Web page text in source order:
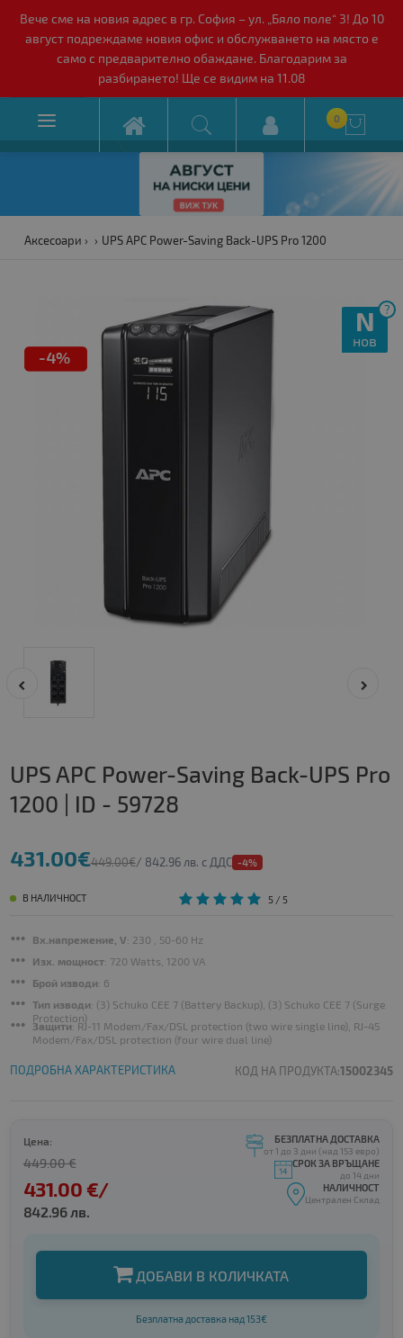
Вече сме на новия адрес в гр. София – ул. „Бяло поле“ 3! До 10
август подреждаме новия офис и обслужването на място е
само с предварително обаждане. Благодарим за
разбирането! Ще се видим на 11.08
 0 
Аксесоари UPS APC Power-Saving Back-UPS Pro 1200
?
N
нов
-4%
UPS APC Power-Saving Back-UPS Pro
1200 | ID - 59728
431.00€449.00€/ 842.96 лв. с ДДС -4%
В НАЛИЧНОСТ 5/ 5
Вх.напрежение, V: 230 , 50-60 Hz
Изх. мощност: 720 Watts, 1200 VA
Брой изводи: 6
Тип изводи: (3) Schuko CEE 7 (Battery Backup), (3) Schuko CEE 7 (Surge
Protection)
Защити: RJ-11 Modem/Fax/DSL protection (two wire single line), RJ-45
Modem/Fax/DSL protection (four wire dual line)
ПОДРОБНА ХАРАКТЕРИСТИКА КОД НА ПРОДУКТА:15002345
Цена:
449.00 €
431.00 €/
842.96 лв.
БЕЗПЛАТНА ДОСТАВКА
от 1 до 3 дни (над 153 евро)
СРОК ЗА ВРЪЩАНЕ
до 14 дни
НАЛИЧНОСТ
Централен Склад
ДОБАВИ В КОЛИЧКАТА
Безплатна доставка над 153€